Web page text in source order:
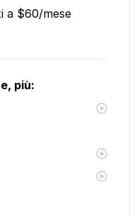
a $60/mese
più: